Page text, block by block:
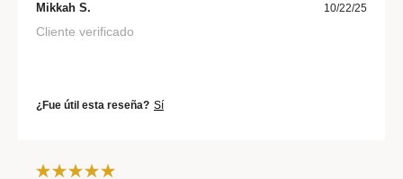
Mikkah S. 10/22/25
Cliente verificado
¿Fue útil esta reseña? Sí